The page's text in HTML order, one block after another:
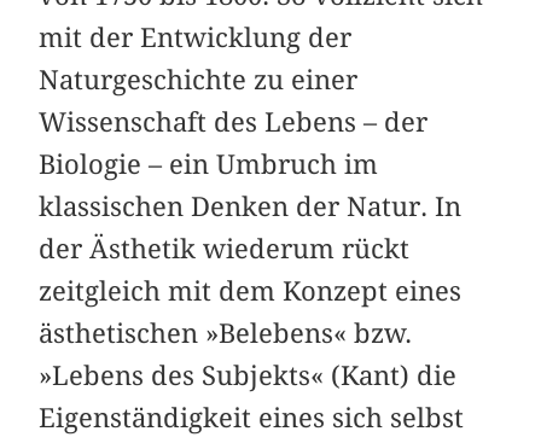
mit der Entwicklung der
Naturgeschichte zu einer
Wissenschaft des Lebens – der
Biologie – ein Umbruch im
klassischen Denken der Natur. In
der Ästhetik wiederum rückt
zeitgleich mit dem Konzept eines
ästhetischen »Belebens« bzw.
»Lebens des Subjekts« (Kant) die
Eigenständigkeit eines sich selbst